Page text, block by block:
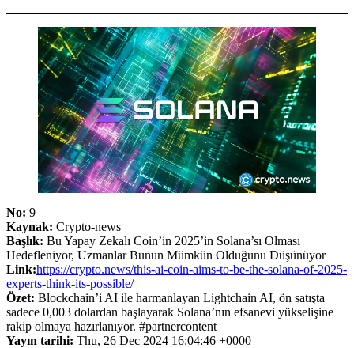
No: 9
Kaynak: Crypto-news
Başlık: Bu Yapay Zekalı Coin’in 2025’in Solana’sı Olması
Hedefleniyor, Uzmanlar Bunun Mümkün Olduğunu Düşünüyor
Link:https://crypto.news/this-ai-coin-aims-to-be-the-solana-of-2025-
experts-think-its-possible/
Özet: Blockchain’i AI ile harmanlayan Lightchain AI, ön satışta
sadece 0,003 dolardan başlayarak Solana’nın efsanevi yükselişine
rakip olmaya hazırlanıyor. #partnercontent
Yayın tarihi: Thu, 26 Dec 2024 16:04:46 +0000